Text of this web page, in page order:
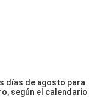
días de agosto para
según el calendario